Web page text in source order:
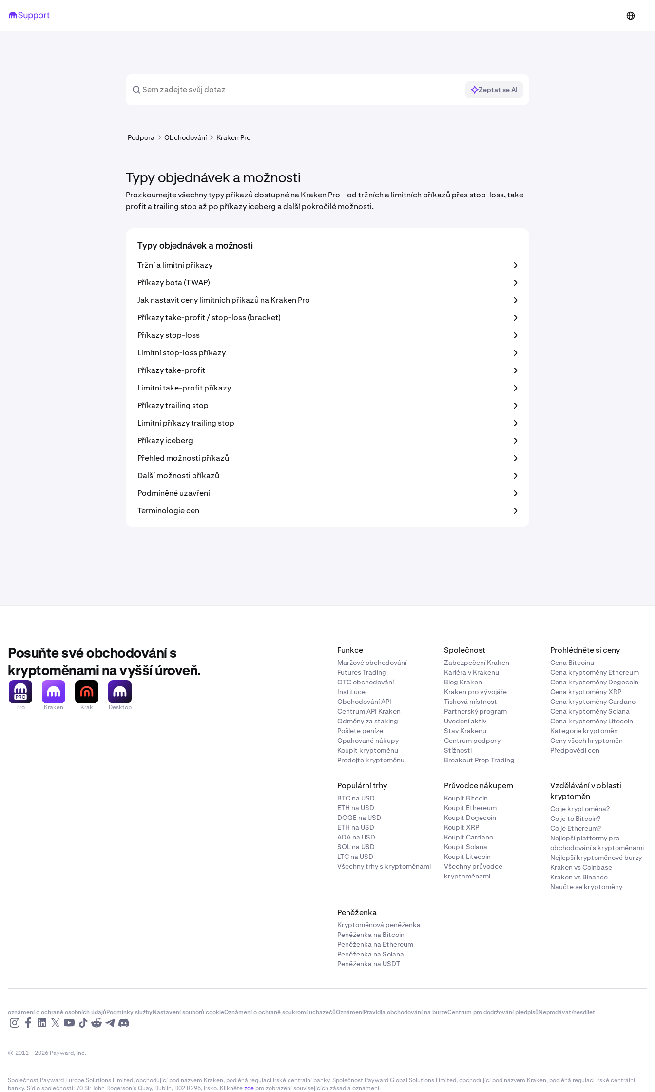
Zeptat se AI
Podpora Obchodování Kraken Pro
Typy objednávek a možnosti
Prozkoumejte všechny typy příkazů dostupné na Kraken Pro – od tržních a limitních příkazů přes stop-loss, take-
profit a trailing stop až po příkazy iceberg a další pokročilé možnosti.
Typy objednávek a možnosti
Tržní a limitní příkazy
Příkazy bota (TWAP)
Jak nastavit ceny limitních příkazů na Kraken Pro
Příkazy take-profit / stop-loss (bracket)
Příkazy stop-loss
Limitní stop-loss příkazy
Příkazy take-profit
Limitní take-profit příkazy
Příkazy trailing stop
Limitní příkazy trailing stop
Příkazy iceberg
Přehled možností příkazů
Další možnosti příkazů
Podmíněné uzavření
Terminologie cen
Posuňte své obchodování s
kryptoměnami na vyšší úroveň.
Pro Kraken Krak Desktop
Funkce
Maržové obchodování
Futures Trading
OTC obchodování
Instituce
Obchodování API
Centrum API Kraken
Odměny za staking
Pošlete peníze
Opakované nákupy
Koupit kryptoměnu
Prodejte kryptoměnu
Společnost
Zabezpečení Kraken
Kariéra v Krakenu
Blog Kraken
Kraken pro vývojáře
Tisková místnost
Partnerský program
Uvedení aktiv
Stav Krakenu
Centrum podpory
Stížnosti
Breakout Prop Trading
Prohlédněte si ceny
Cena Bitcoinu
Cena kryptoměny Ethereum
Cena kryptoměny Dogecoin
Cena kryptoměny XRP
Cena kryptoměny Cardano
Cena kryptoměny Solana
Cena kryptoměny Litecoin
Kategorie kryptoměn
Ceny všech kryptoměn
Předpovědi cen
Populární trhy
BTC na USD
ETH na USD
DOGE na USD
ETH na USD
ADA na USD
SOL na USD
LTC na USD
Všechny trhy s kryptoměnami
Průvodce nákupem
Koupit Bitcoin
Koupit Ethereum
Koupit Dogecoin
Koupit XRP
Koupit Cardano
Koupit Solana
Koupit Litecoin
Všechny průvodce
kryptoměnami
Vzdělávání v oblasti
kryptoměn
Co je kryptoměna?
Co je to Bitcoin?
Co je Ethereum?
Nejlepší platformy pro
obchodování s kryptoměnami
Nejlepší kryptoměnové burzy
Kraken vs Coinbase
Kraken vs Binance
Naučte se kryptoměny
Peněženka
Kryptoměnová peněženka
Peněženka na Bitcoin
Peněženka na Ethereum
Peněženka na Solana
Peněženka na USDT
oznámení o ochraně osobních údajůPodmínky službyNastavení souborů cookieOznámení o ochraně soukromí uchazečůOznámeníPravidla obchodování na burzeCentrum pro dodržování předpisůNeprodávat/nesdílet
© 2011 – 2026 Payward, Inc.
Společnost Payward Europe Solutions Limited, obchodující pod názvem Kraken, podléhá regulaci Irské centrální banky. Společnost Payward Global Solutions Limited, obchodující pod názvem Kraken, podléhá regulaci Irské centrální
banky. Sídlo společnosti: 70 Sir John Rogerson’s Quay, Dublin, D02 R296, Irsko. Kliknětezde pro zobrazení souvisejících zásad a oznámení.